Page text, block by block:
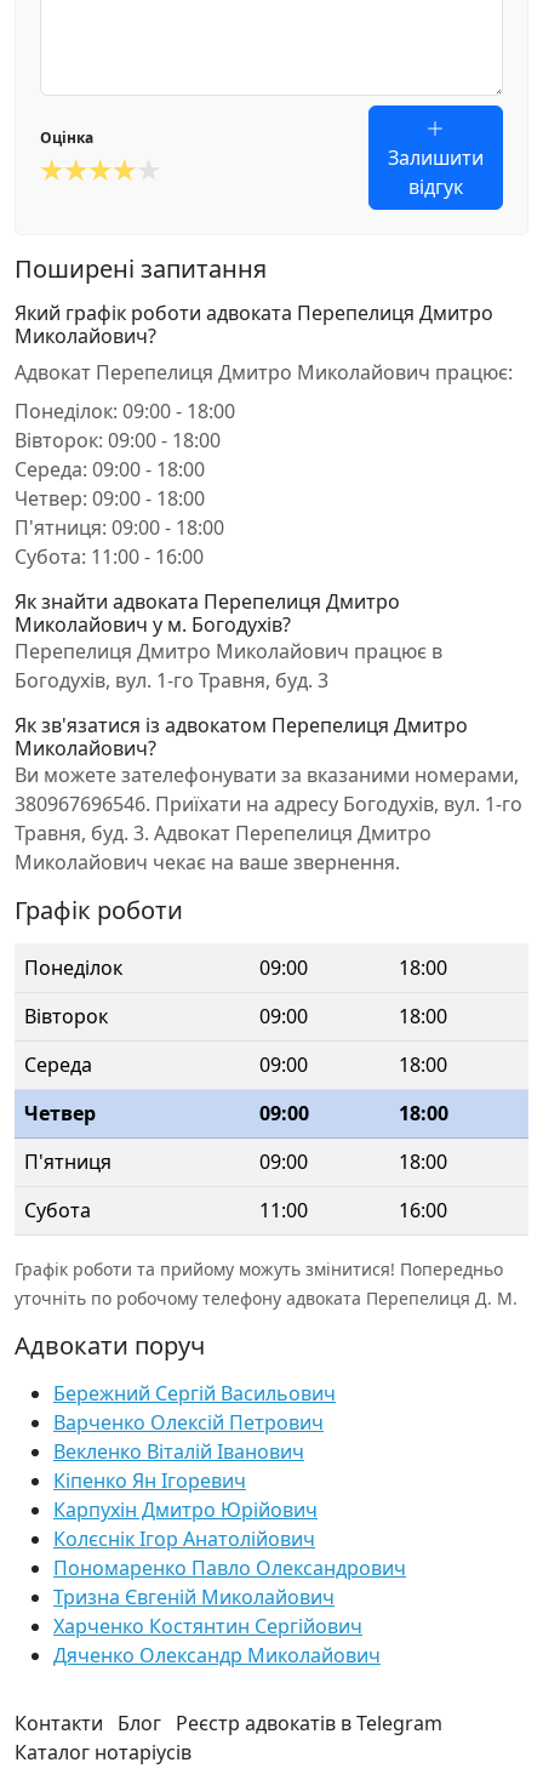
Оцінка
Залишити
відгук
Поширені запитання
Який графік роботи адвоката Перепелиця Дмитро
Миколайович?
Адвокат Перепелиця Дмитро Миколайович працює:
Понеділок: 09:00 - 18:00
Вівторок: 09:00 - 18:00
Середа: 09:00 - 18:00
Четвер: 09:00 - 18:00
П'ятниця: 09:00 - 18:00
Субота: 11:00 - 16:00
Як знайти адвоката Перепелиця Дмитро
Миколайович у м. Богодухів?
Перепелиця Дмитро Миколайович працює в
Богодухів, вул. 1-го Травня, буд. 3
Як зв'язатися із адвокатом Перепелиця Дмитро
Миколайович?
Ви можете зателефонувати за вказаними номерами,
380967696546. Приїхати на адресу Богодухів, вул. 1-го
Травня, буд. 3. Адвокат Перепелиця Дмитро
Миколайович чекає на ваше звернення.
Графік роботи
Понеділок 09:00
18:00
Вівторок
09:00
18:00
Середа
09:00
18:00
Четвер
09:00
18:00
П'ятниця
09:00
18:00
Субота
11:00 16:00
Графік роботи та прийому можуть змінитися! Попередньо
уточніть по робочому телефону адвоката Перепелиця Д. М.
Адвокати поруч
Бережний Сергій Васильович
Варченко Олексій Петрович
Векленко Віталій Іванович
Кіпенко Ян Ігоревич
Карпухін Дмитро Юрійович
Колєснік Ігор Анатолійович
Пономаренко Павло Олександрович
Тризна Євгеній Миколайович
Харченко Костянтин Сергійович
Дяченко Олександр Миколайович
Контакти Блог Реєстр адвокатів в Telegram
Каталог нотаріусів